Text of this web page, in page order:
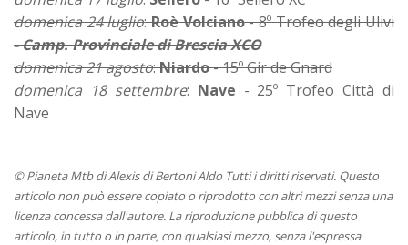
domenica 24 luglio:Roè Volciano- 8º Trofeo degli Ulivi
- Camp. Provinciale di Brescia XCO
domenica 21 agosto:Niardo- 15º Gir de Gnard
domenica 18 settembre: Nave - 25º Trofeo Città di
Nave
© Pianeta Mtb di Alexis di Bertoni Aldo Tutti i diritti riservati. Questo
articolo non può essere copiato o riprodotto con altri mezzi senza una
licenza concessa dall'autore. La riproduzione pubblica di questo
articolo, in tutto o in parte, con qualsiasi mezzo, senza l'espressa